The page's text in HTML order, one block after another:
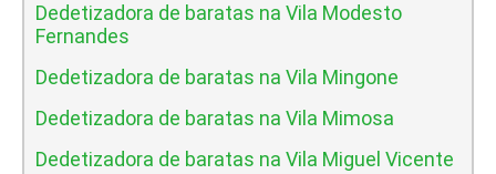
Dedetizadora de baratas na Vila Modesto
Fernandes
Dedetizadora de baratas na Vila Mingone
Dedetizadora de baratas na Vila Mimosa
Dedetizadora de baratas na Vila Miguel Vicente